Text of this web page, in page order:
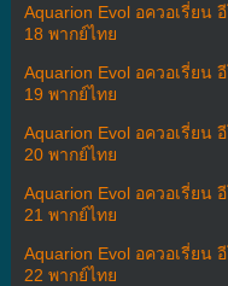
Aquarion Evol อควอเรี่ย
18 พากย์ไทย
Aquarion Evol อควอเรี่ย
19 พากย์ไทย
Aquarion Evol อควอเรี่ย
20 พากย์ไทย
Aquarion Evol อควอเรี่ย
21 พากย์ไทย
Aquarion Evol อควอเรี่ย
22 พากย์ไทย